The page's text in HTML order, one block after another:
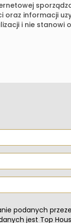
oraz informacji
i nie stanowi
podanych
jest Top